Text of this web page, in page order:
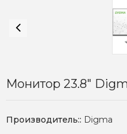
Монитор 23.8"
Производитель:: Digma